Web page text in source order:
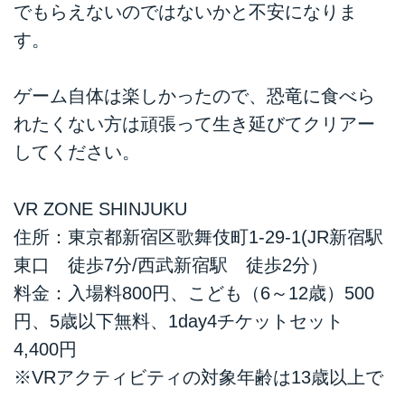
でもらえないのではないかと不安になりま
す。
ゲーム自体は楽しかったので、恐竜に食べら
れたくない方は頑張って生き延びてクリアー
してください。
VR ZONE SHINJUKU
住所：東京都新宿区歌舞伎町1-29-1(JR新宿駅
東口 徒歩7分/西武新宿駅 徒歩2分）
料金：入場料800円、こども（6～12歳）500
円、5歳以下無料、1day4チケットセット
4,400円
※VRアクティビティの対象年齢は13歳以上で